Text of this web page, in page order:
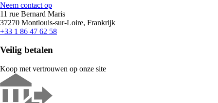
Neem contact op
11 rue Bernard Maris
37270 Montlouis-sur-Loire, Frankrijk
+33 1 86 47 62 58
Veilig betalen
Koop met vertrouwen op onze site